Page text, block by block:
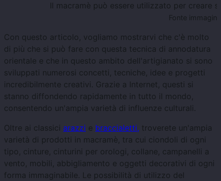
Il macramè può essere utilizzato per creare
Fonte
Con questo articolo, vogliamo mostrarvi che c'è molto
di più che si può fare con questa tecnica di annodatura
orientale e che in questo ambito dell'artigianato si sono
sviluppati numerosi concetti, tecniche, idee e progetti
incredibilmente creativi. Grazie a Internet, questi si
stanno diffondendo rapidamente in tutto il mondo,
consentendo un'ampia varietà di influenze culturali.
Oltre ai classici arazzi e braccialetti, troverete un'ampia
varietà di prodotti in macramè, tra cui ciondoli di ogni
tipo, cinture, cinturini per orologi, collane, campanelli a
vento, mobili, abbigliamento e oggetti decorativi di ogni
forma immaginabile. Le possibilità di utilizzo del